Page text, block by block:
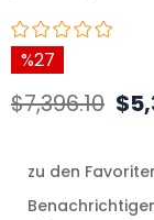
27
$7,396.10
zu den